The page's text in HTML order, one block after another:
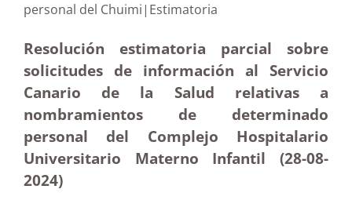
personal del Chuimi|Estimatoria
Resolución estimatoria parcial sobre
solicitudes de información al Servicio
Canario de la Salud relativas a
nombramientos de determinado
personal del Complejo Hospitalario
Universitario Materno Infantil (28-08-
2024)